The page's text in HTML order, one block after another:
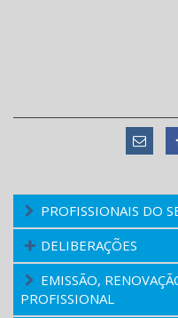
PROFISSIONAIS DO
DELIBERAÇÕES
EMISSÃO,
PROFISSIONAL